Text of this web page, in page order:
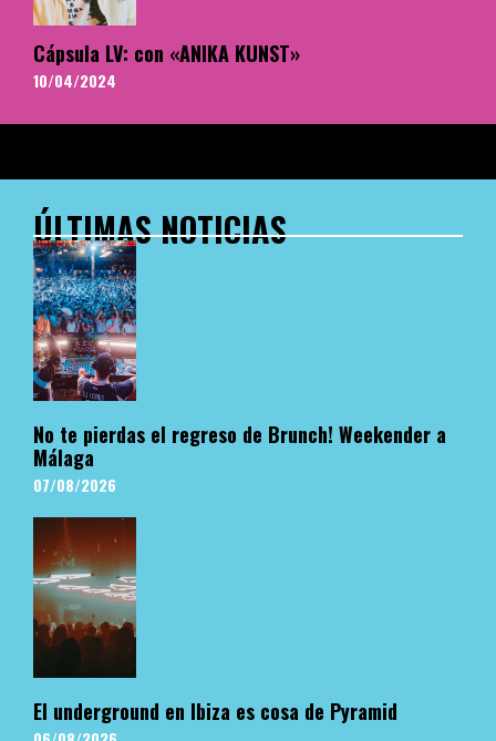
Cápsula LV: con «ANIKA KUNST»
10/04/2024
ÚLTIMAS NOTICIAS
No te pierdas el regreso de Brunch! Weekender a
Málaga
07/08/2026
El underground en Ibiza es cosa de Pyramid